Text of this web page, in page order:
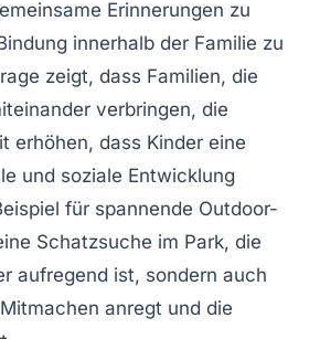
Erinnerungen zu
innerhalb der Familie zu
zeigt, dass Familien, die
verbringen, die
erhöhen, dass Kinder eine
und soziale Entwicklung
für spannende Outdoor-
Schatzsuche im Park, die
aufregend ist, sondern auch
anregt und die